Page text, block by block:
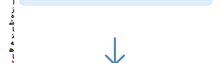
ا
ز
ه
ش
ا
ن
ه
ه
ا